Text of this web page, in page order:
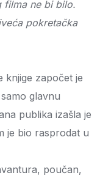
filma ne bi bilo.
pokretačka
knjige započet je
glavnu
publika izašla je
je bio rasprodat u
poučan,